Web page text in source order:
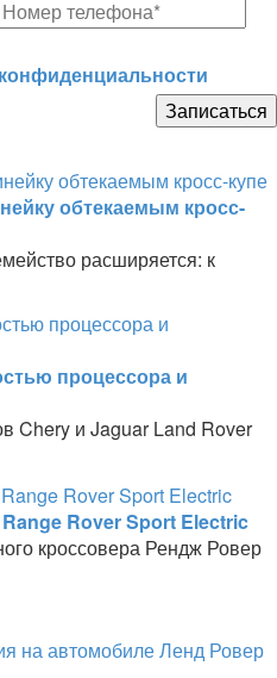
обтекаемым кросс-
расширяется: к
процессора и
Chery и Jaguar Land Rover
Rover Sport Electric
кроссовера Рендж Ровер